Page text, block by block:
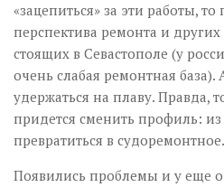
«зацепиться» за эти работы,
перспектива ремонта и
стоящих в Севастополе (у
очень слабая ремонтная
удержаться на плаву. Правда,
придется сменить профиль: из
превратиться в судоремонтное.
Появились проблемы и у еще